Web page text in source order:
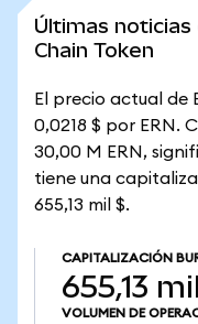
Últimas
Chain Token
El precio actual de
0,0218 $ por ERN.
30,00 M ERN,
tiene una
655,13 mil $.
CAPITALIZACIÓN
655,13
VOLUMEN DE